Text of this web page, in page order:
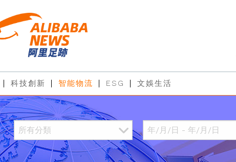
科技創新 智能物流 ESG 文娛生活